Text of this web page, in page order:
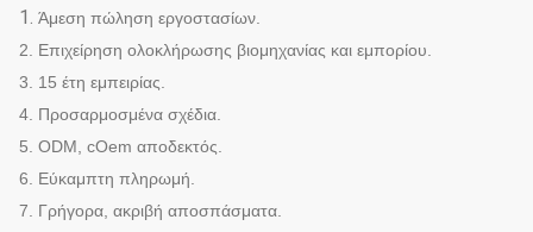
1. Άμεση πώληση εργοστασίων.
2. Επιχείρηση ολοκλήρωσης βιομηχανίας και εμπορίου.
3. 15 έτη εμπειρίας.
4. Προσαρμοσμένα σχέδια.
5. ODM, cOem αποδεκτός.
6. Εύκαμπτη πληρωμή.
7. Γρήγορα, ακριβή αποσπάσματα.